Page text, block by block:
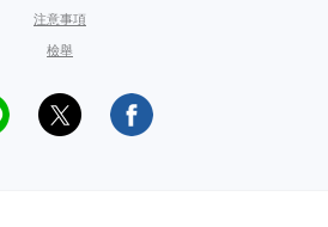
注意事項
檢舉